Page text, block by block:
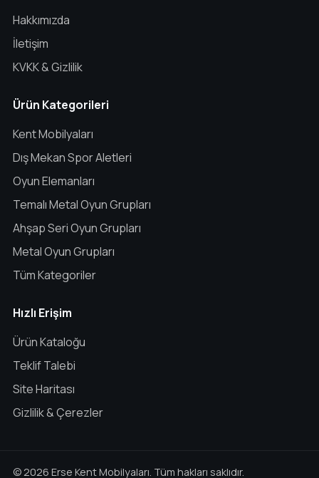
Hakkımızda
İletişim
KVKK & Gizlilik
Ürün Kategorileri
Kent Mobilyaları
Dış Mekan Spor Aletleri
Oyun Elemanları
Temalı Metal Oyun Grupları
Ahşap Seri Oyun Grupları
Metal Oyun Grupları
Tüm Kategoriler
Hızlı Erişim
Ürün Kataloğu
Teklif Talebi
Site Haritası
Gizlilik & Çerezler
© 2026 Erse Kent Mobilyaları. Tüm hakları saklıdır.